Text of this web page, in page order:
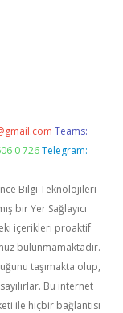
Teams:
0 726 Telegram:
Bilgi Teknolojileri
bir Yer Sağlayıcı
içerikleri proaktif
bulunmamaktadır.
taşımakta olup,
Bu internet
ile hiçbir bağlantısı